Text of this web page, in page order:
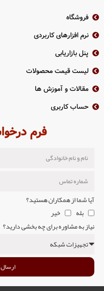
فروشگاه
نرم افزارهای کاربردی
پنل بازاریابی
لیست قیمت محصولات
مقالات و آموزش ها
حساب کاربری
فرم
آیا شما از همکاران هستید؟
بله
خیر
نیاز به مشاوره برای چه بخشی دارید؟